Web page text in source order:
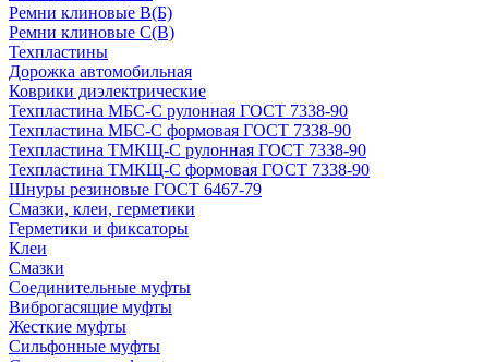
Ремни клиновые В(Б)
Ремни клиновые С(В)
Техпластины
Дорожка автомобильная
Коврики диэлектрические
Техпластина МБС-С рулонная ГОСТ 7338-90
Техпластина МБС-С формовая ГОСТ 7338-90
Техпластина ТМКЩ-С рулонная ГОСТ 7338-90
Техпластина ТМКЩ-С формовая ГОСТ 7338-90
Шнуры резиновые ГОСТ 6467-79
Смазки, клеи, герметики
Герметики и фиксаторы
Клеи
Смазки
Соединительные муфты
Виброгасящие муфты
Жесткие муфты
Сильфонные муфты